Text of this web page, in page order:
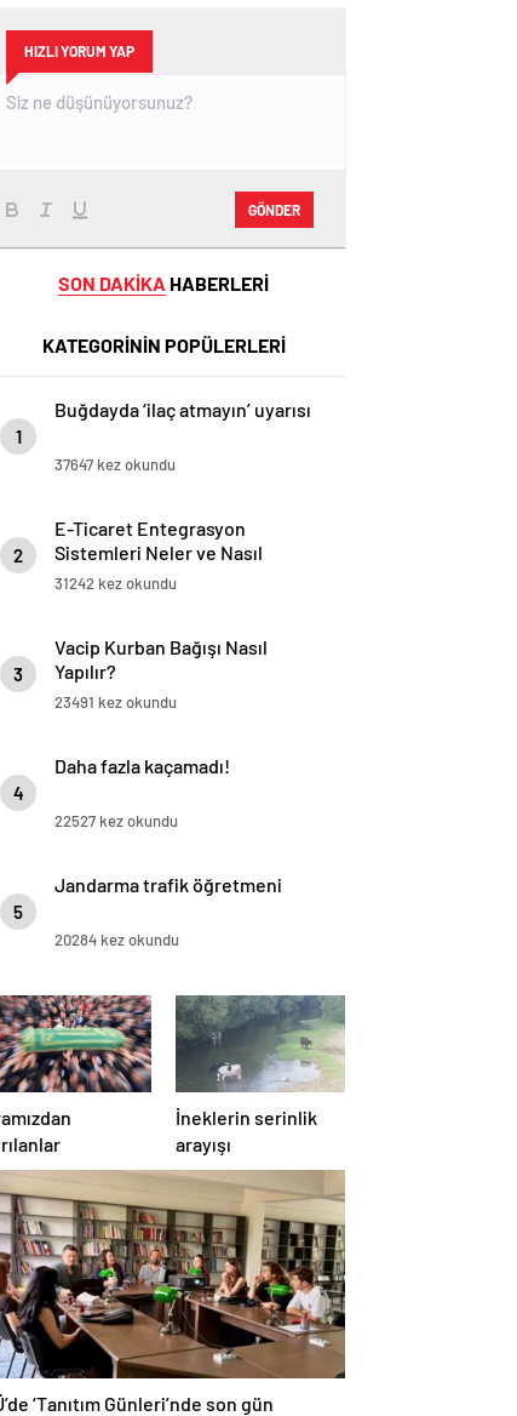
HIZLI YORUM YAP
GÖNDER
SON DAKİKA HABERLERİ
KATEGORİNİN POPÜLERLERİ
1
Buğdayda ‘ilaç atmayın’ uyarısı
37647 kez okundu
2
E-Ticaret Entegrasyon
Sistemleri Neler ve Nasıl
Yapılır?
31242 kez okundu
3
Vacip Kurban Bağışı Nasıl
Yapılır?
23491 kez okundu
4
Daha fazla kaçamadı!
22527 kez okundu
5
Jandarma trafik öğretmeni
20284 kez okundu
İneklerin serinlik
arayışı
‘Tanıtım Günleri’nde son gün